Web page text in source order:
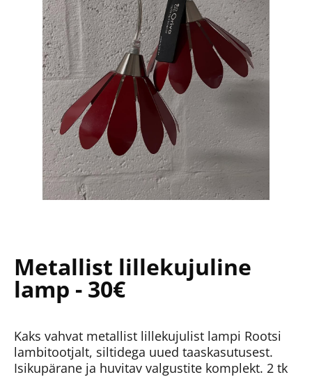
Metallist lillekujuline
lamp - 30€
Kaks vahvat metallist lillekujulist lampi Rootsi
lambitootjalt, siltidega uued taaskasutusest.
Isikupärane ja huvitav valgustite komplekt. 2 tk